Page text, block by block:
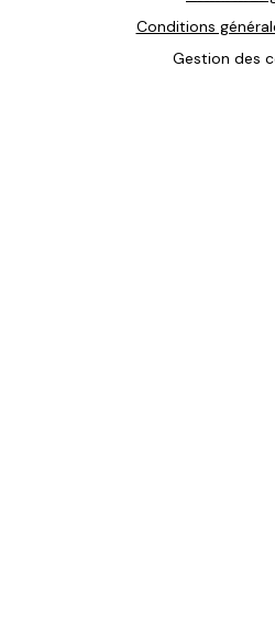
Conditions
Gestion des